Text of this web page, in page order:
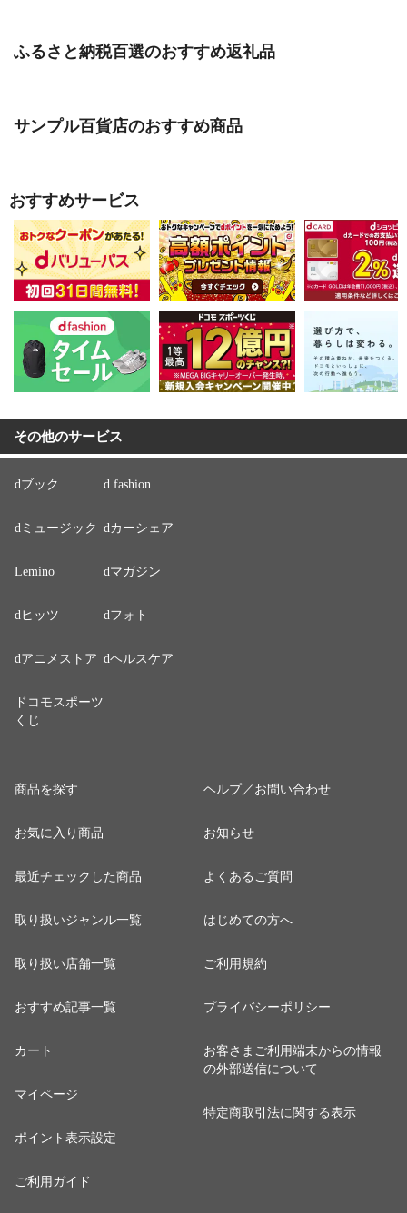
ふるさと納税百選のおすすめ返礼品
サンプル百貨店のおすすめ商品
おすすめサービス
その他のサービス
dブック d fashion
dミュージック dカーシェア
Lemino dマガジン
dヒッツ dフォト
dアニメストア dヘルスケア
ドコモスポーツ
くじ
商品を探す
お気に入り商品
最近チェックした商品
取り扱いジャンル一覧
取り扱い店舗一覧
おすすめ記事一覧
カート
マイページ
ポイント表示設定
ご利用ガイド
ヘルプ／お問い合わせ
お知らせ
よくあるご質問
はじめての方へ
ご利用規約
プライバシーポリシー
お客さまご利用端末からの情報
の外部送信について
特定商取引法に関する表示